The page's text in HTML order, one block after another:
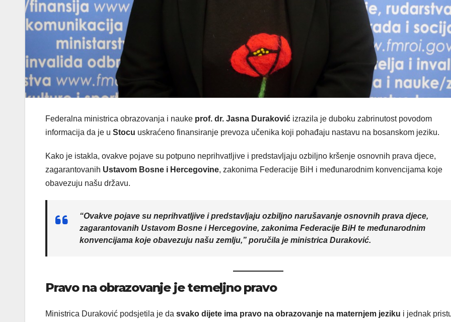
Federalna ministrica obrazovanja i nauke prof. dr. Jasna Duraković izrazila je duboku zabrinutost povodom
informacija da je u Stocu uskraćeno finansiranje prevoza učenika koji pohađaju nastavu na bosanskom jeziku.
Kako je istakla, ovakve pojave su potpuno neprihvatljive i predstavljaju ozbiljno kršenje osnovnih prava djece,
zagarantovanih Ustavom Bosne i Hercegovine, zakonima Federacije BiH i međunarodnim konvencijama koje
obavezuju našu državu.
“Ovakve pojave su neprihvatljive i predstavljaju ozbiljno narušavanje osnovnih prava djece,
zagarantovanih Ustavom Bosne i Hercegovine, zakonima Federacije BiH te međunarodnim
konvencijama koje obavezuju našu zemlju,” poručila je ministrica Duraković.
Pravo na obrazovanje je temeljno pravo
Ministrica Duraković podsjetila je da svako dijete ima pravo na obrazovanje na maternjem jeziku i jednak